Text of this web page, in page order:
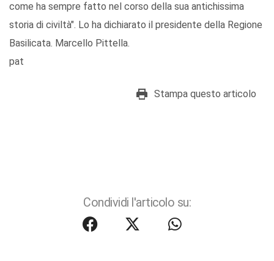
come ha sempre fatto nel corso della sua antichissima
storia di civiltà". Lo ha dichiarato il presidente della Regione
Basilicata. Marcello Pittella.
pat
Stampa questo articolo
Condividi l'articolo su: